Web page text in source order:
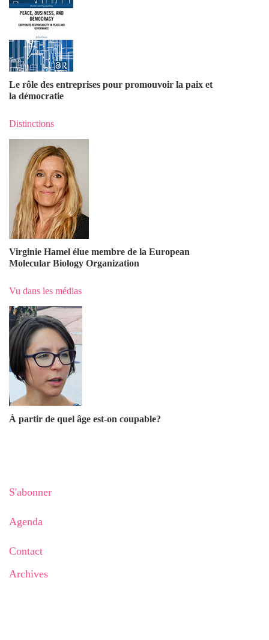
Le rôle des entreprises pour promouvoir la paix et
la démocratie
Distinctions
Virginie Hamel élue membre de la European
Molecular Biology Organization
Vu dans les médias
À partir de quel âge est-on coupable?
S'abonner
Agenda
Contact
Archives